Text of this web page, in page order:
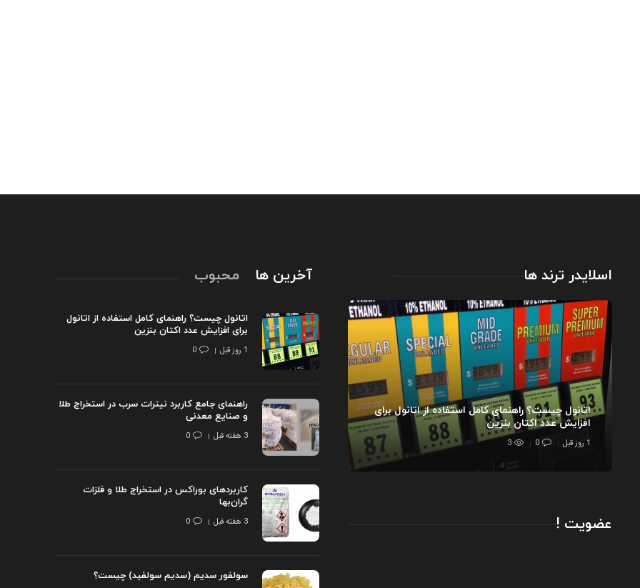
اسلایدر ترند ها
اتانول چیست؟ راهنمای کامل استفاده از اتانول برای
افزایش عدد اکتان بنزین
1 روز قبل 0
3
عضویت !
آخرین ها محبوب
اتانول چیست؟ راهنمای کامل استفاده از اتانول
برای افزایش عدد اکتان بنزین
1 روز قبل 0
راهنمای جامع کاربرد نیترات سرب در استخراج طلا
و صنایع معدنی
3 هفته قبل 0
کاربردهای بوراکس در استخراج طلا و فلزات
گران‌بها
3 هفته قبل 0
سولفور سدیم (سدیم سولفید) چیست؟